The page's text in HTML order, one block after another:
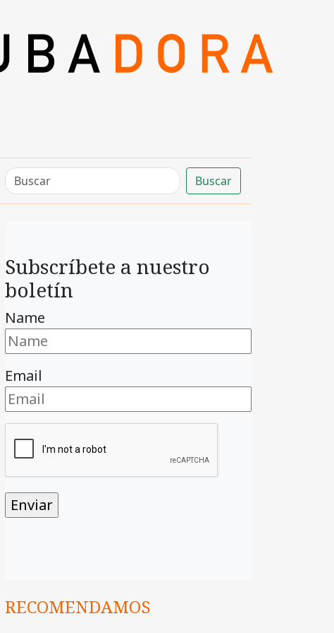
Buscar
Subscríbete a nuestro
boletín
Name
Email
RECOMENDAMOS